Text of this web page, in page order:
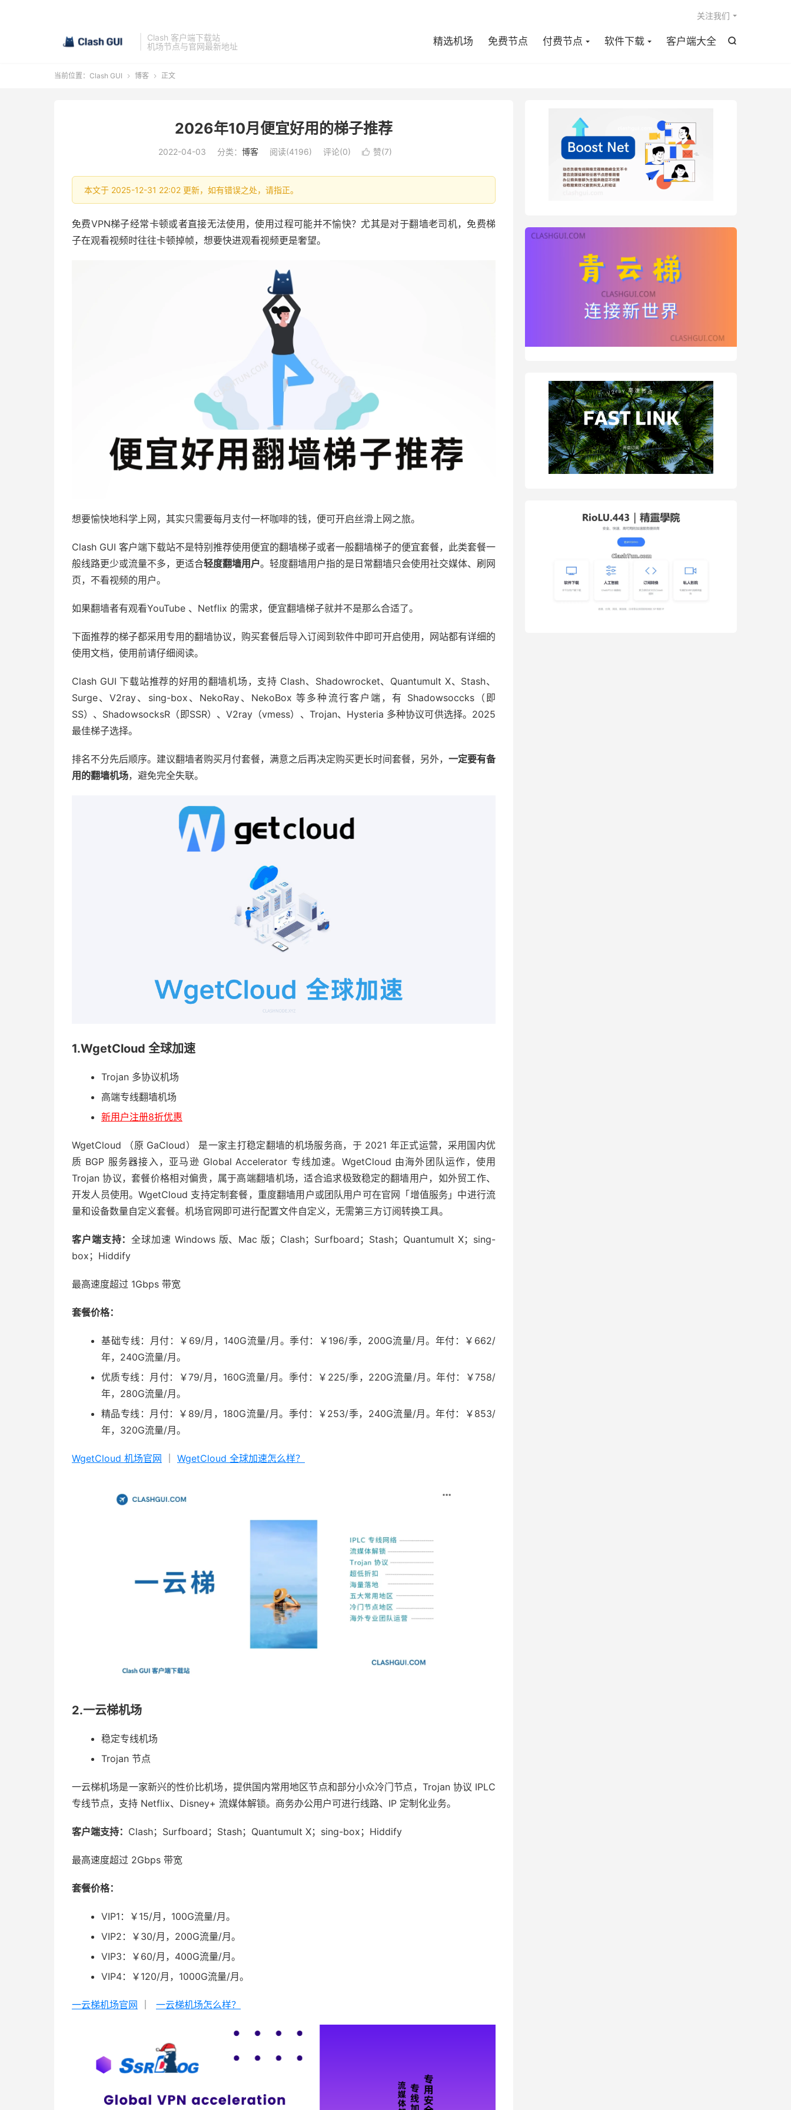
Clash 客户端下载站
机场节点与官网最新地址

精选机场 免费节点 付费节点 软件下载 客户端大全
关注我们
当前位置： Clash GUI  博客  正文
2026年10月便宜好用的梯子推荐
2022-04-03 分类： 博客 阅读(4196) 评论(0)  赞(7)
本文于 2025-12-31 22:02 更新，如有错误之处，请指正。
免费VPN梯子经常卡顿或者直接无法使用，使用过程可能并不愉快？尤其是对于翻墙老司机，免费梯
子在观看视频时往往卡顿掉帧，想要快进观看视频更是奢望。
想要愉快地科学上网，其实只需要每月支付一杯咖啡的钱，便可开启丝滑上网之旅。
Clash GUI 客户端下载站不是特别推荐使用便宜的翻墙梯子或者一般翻墙梯子的便宜套餐，此类套餐一
般线路更少或流量不多，更适合轻度翻墙用户。轻度翻墙用户指的是日常翻墙只会使用社交媒体、刷网
页，不看视频的用户。
如果翻墙者有观看YouTube 、Netflix 的需求，便宜翻墙梯子就并不是那么合适了。
下面推荐的梯子都采用专用的翻墙协议，购买套餐后导入订阅到软件中即可开启使用，网站都有详细的
使用文档，使用前请仔细阅读。
Clash GUI 下载站推荐的好用的翻墙机场，支持 Clash、Shadowrocket、Quantumult X、Stash、
Surge、V2ray、sing-box、NekoRay、NekoBox 等多种流行客户端，有 Shadowsoccks（即
SS）、ShadowsocksR（即SSR）、V2ray（vmess）、Trojan、Hysteria 多种协议可供选择。2025
最佳梯子选择。
排名不分先后顺序。建议翻墙者购买月付套餐，满意之后再决定购买更长时间套餐，另外， 一定要有备
用的翻墙机场，避免完全失联。
1.WgetCloud 全球加速
Trojan 多协议机场
高端专线翻墙机场
新用户注册8折优惠
WgetCloud （原 GaCloud） 是一家主打稳定翻墙的机场服务商，于 2021 年正式运营，采用国内优
质 BGP 服务器接入，亚马逊 Global Accelerator 专线加速。WgetCloud 由海外团队运作，使用
Trojan 协议，套餐价格相对偏贵，属于高端翻墙机场，适合追求极致稳定的翻墙用户，如外贸工作、
开发人员使用。WgetCloud 支持定制套餐，重度翻墙用户或团队用户可在官网「增值服务」中进行流
量和设备数量自定义套餐。机场官网即可进行配置文件自定义，无需第三方订阅转换工具。
客户端支持：全球加速 Windows 版、Mac 版；Clash；Surfboard；Stash；Quantumult X；sing-
box；Hiddify
最高速度超过 1Gbps 带宽
套餐价格：
基础专线：月付：￥69/月，140G流量/月。季付：￥196/季，200G流量/月。年付：￥662/
年，240G流量/月。
优质专线：月付：￥79/月，160G流量/月。季付：￥225/季，220G流量/月。年付：￥758/
年，280G流量/月。
精品专线：月付：￥89/月，180G流量/月。季付：￥253/季，240G流量/月。年付：￥853/
年，320G流量/月。
WgetCloud 机场官网 WgetCloud 全球加速怎么样？
2.一云梯机场
稳定专线机场
Trojan 节点
一云梯机场是一家新兴的性价比机场，提供国内常用地区节点和部分小众冷门节点，Trojan 协议 IPLC
专线节点，支持 Netflix、Disney+ 流媒体解锁。商务办公用户可进行线路、IP 定制化业务。
客户端支持： Clash；Surfboard；Stash；Quantumult X；sing-box；Hiddify
最高速度超过 2Gbps 带宽
套餐价格：
VIP1：￥15/月，100G流量/月。
VIP2：￥30/月，200G流量/月。
VIP3：￥60/月，400G流量/月。
VIP4：￥120/月，1000G流量/月。
一云梯机场官网 一云梯机场怎么样？